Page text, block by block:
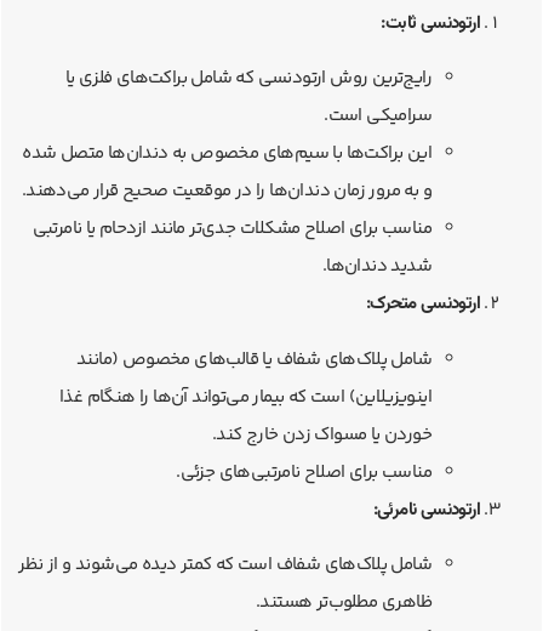
ارتودنسی ثابت:
رایج‌ترین روش ارتودنسی که شامل براکت‌های فلزی یا
سرامیکی است.
این براکت‌ها با سیم‌های مخصوص به دندان‌ها متصل شده
و به مرور زمان دندان‌ها را در موقعیت صحیح قرار می‌دهند.
مناسب برای اصلاح مشکلات جدی‌تر مانند ازدحام یا نامرتبی
شدید دندان‌ها.
ارتودنسی متحرک:
شامل پلاک‌های شفاف یا قالب‌های مخصوص (مانند
اینویزیلاین) است که بیمار می‌تواند آن‌ها را هنگام غذا
خوردن یا مسواک زدن خارج کند.
مناسب برای اصلاح نامرتبی‌های جزئی.
ارتودنسی نامرئی:
شامل پلاک‌های شفاف است که کمتر دیده می‌شوند و از نظر
ظاهری مطلوب‌تر هستند.